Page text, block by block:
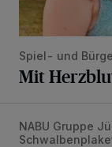
Spiel- und
Mit
Vorbildlicher
NABU Gruppe